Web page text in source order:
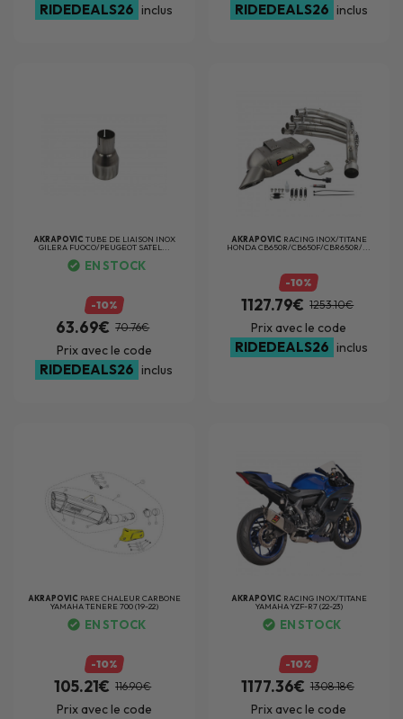
RIDEDEALS26 inclus RIDEDEALS26 inclus
AKRAPOVIC TUBE DE LIAISON INOX
GILERA FUOCO/PEUGEOT SATEL...
EN STOCK
-10%
63.69€ 70.76€
Prix avec le code
RIDEDEALS26 inclus
AKRAPOVIC RACING INOX/TITANE
HONDA CB650R/CB650F/CBR650R/...
-10%
1127.79€ 1253.10€
Prix avec le code
RIDEDEALS26 inclus
AKRAPOVIC PARE CHALEUR CARBONE
YAMAHA TENERE 700 (19-22)
EN STOCK
-10%
105.21€ 116.90€
Prix avec le code
AKRAPOVIC RACING INOX/TITANE
YAMAHA YZF-R7 (22-23)
EN STOCK
-10%
1177.36€ 1308.18€
Prix avec le code